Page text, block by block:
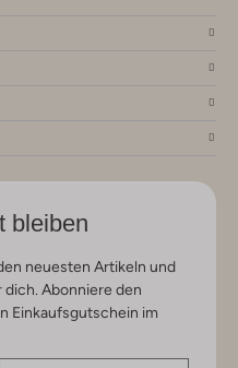
bleiben
neuesten Artikeln und
Abonniere den
Einkaufsgutschein im